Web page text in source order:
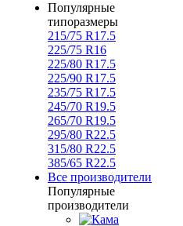
Популярные
типоразмеры
215/75 R17.5
225/75 R16
225/80 R17.5
225/90 R17.5
235/75 R17.5
245/70 R19.5
265/70 R19.5
295/80 R22.5
315/80 R22.5
385/65 R22.5
Все производители
Популярные
производители